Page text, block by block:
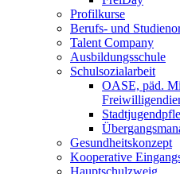
Profilkurse
Berufs- und
Talent Company
Ausbildungsschule
Schulsozialarbeit
OASE, päd.
Gesundheitskonzept
Kooperative
Hauptschulzweig